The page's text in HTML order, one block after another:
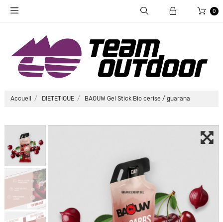
0
Accueil DIETETIQUE BAOUW Gel Stick Bio cerise / guarana